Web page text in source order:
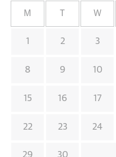
M T W
1 2 3
8 9 10
15 16 17
22 23 24
29 30